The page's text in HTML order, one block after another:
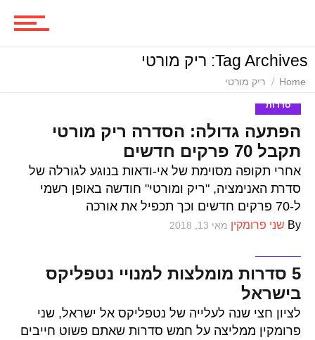
ביקורות סרטים
סדרות
משחקים
ביקורות משחקים
ספרים וקומיקס
Tag Archives: ריק מורטי
Home ריק מורטי
סדרות
הפתעה גדולה: הסדרה ריק מורטי
תקבל 70 פרקים חדשים
אחרי תקופה מסוימת של אי-ודאות בנוגע לגורלה של
סדרת האנימציה, "ריק ומורטי" חודשה באופן רשמי
ל-70 פרקים חדשים וכך תכפיל את אורכה
By שני פרומקין מאי 13, 2018
5 סדרות מומלצות למנויי נטפליקס
בישראל
לציון חצי שנה לעלייה של נטפליקס אל ישראל, שני
פרומקין ממליצה על חמש סדרות שאתם פשוט חייבים